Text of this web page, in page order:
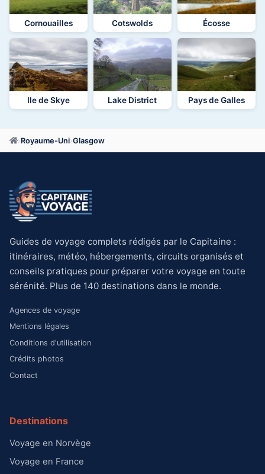
Cornouailles Cotswolds Écosse
Ile de Skye Lake District Pays de Galles
› Royaume-Uni›Glasgow
Guides de voyage complets rédigés par le Capitaine :
itinéraires, météo, hébergements, circuits organisés et
conseils pratiques pour préparer votre voyage en toute
sérénité. Plus de 140 destinations dans le monde.
Agences de voyage
Mentions légales
Conditions d'utilisation
Crédits photos
Contact
Destinations
Voyage en Norvège
Voyage en France